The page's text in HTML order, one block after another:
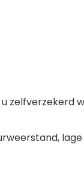
zelfverzekerd